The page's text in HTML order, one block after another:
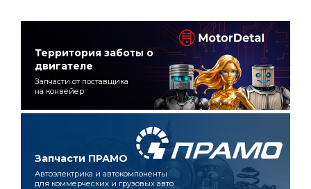
Территория заботы о
двигателе
Запчасти от поставщика
на конвейер
Запчасти ПРАМО
Автоэлектрика и автокомпоненты
для коммерческих и грузовых авто